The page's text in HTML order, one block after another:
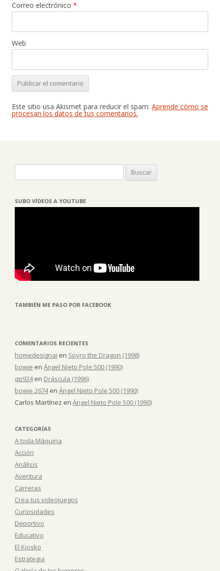
Correo electrónico *
Web
Este sitio usa Akismet para reducir el spam. Aprende cómo se
procesan los datos de tus comentarios.
SUBO VÍDEOS A YOUTUBE
TAMBIÉN ME PASO POR FACEBOOK
COMENTARIOS RECIENTES
homedesignai en Spyro the Dragon (1998)
bowie en Ángel Nieto Pole 500 (1990)
qp924en Dráscula (1996)
bowie 2674en Ángel Nieto Pole 500 (1990)
Carlos Martínez en Ángel Nieto Pole 500 (1990)
CATEGORÍAS
A toda Máquina
Acción
Análisis
Aventura
Carreras
Crea tus videojuegos
Curiosidades
Deportivo
Educativo
El Kiosko
Estrategia